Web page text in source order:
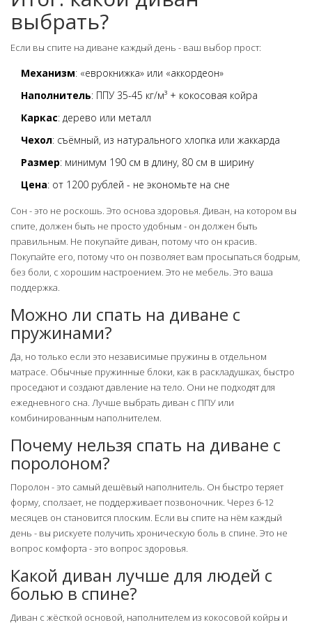
выбрать?
Если вы спите на диване каждый день - ваш выбор прост:
Механизм: «еврокнижка» или «аккордеон»
Наполнитель: ППУ 35-45 кг/м³ + кокосовая койра
Каркас: дерево или металл
Чехол: съёмный, из натурального хлопка или жаккарда
Размер: минимум 190 см в длину, 80 см в ширину
Цена: от 1200 рублей - не экономьте на сне
Сон - это не роскошь. Это основа здоровья. Диван, на котором вы
спите, должен быть не просто удобным - он должен быть
правильным. Не покупайте диван, потому что он красив.
Покупайте его, потому что он позволяет вам просыпаться бодрым,
без боли, с хорошим настроением. Это не мебель. Это ваша
поддержка.
Можно ли спать на диване с
пружинами?
Да, но только если это независимые пружины в отдельном
матрасе. Обычные пружинные блоки, как в раскладушках, быстро
проседают и создают давление на тело. Они не подходят для
ежедневного сна. Лучше выбрать диван с ППУ или
комбинированным наполнителем.
Почему нельзя спать на диване с
поролоном?
Поролон - это самый дешёвый наполнитель. Он быстро теряет
форму, сползает, не поддерживает позвоночник. Через 6-12
месяцев он становится плоским. Если вы спите на нём каждый
день - вы рискуете получить хроническую боль в спине. Это не
вопрос комфорта - это вопрос здоровья.
Какой диван лучше для людей с
болью в спине?
Диван с жёсткой основой, наполнителем из кокосовой койры и